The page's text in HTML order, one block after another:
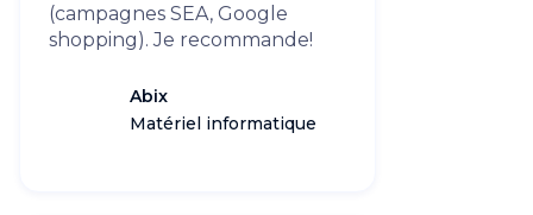
(campagnes SEA, Google
shopping). Je recommande!
Abix
Matériel informatique